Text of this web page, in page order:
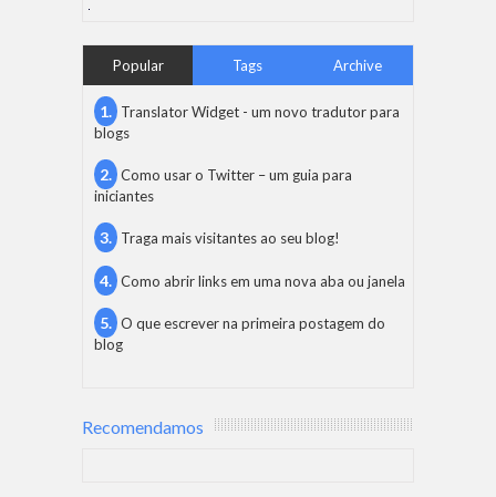
Popular Tags Archive
Translator Widget - um novo tradutor para
blogs
Como usar o Twitter – um guia para
iniciantes
Traga mais visitantes ao seu blog!
Como abrir links em uma nova aba ou janela
O que escrever na primeira postagem do
blog
Recomendamos